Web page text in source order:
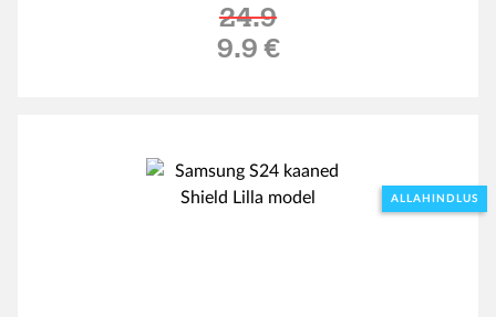
24.9
Soodushind
9.9 €
ALLAHINDLUS